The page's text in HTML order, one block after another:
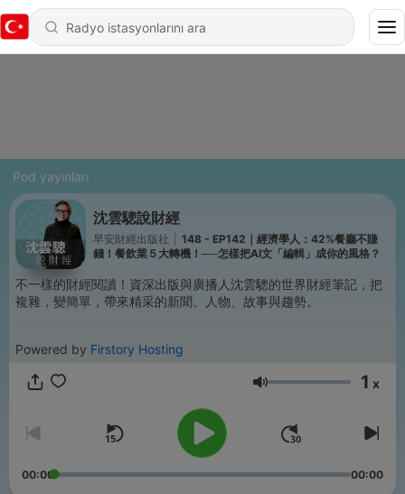
Pod yayınları
沈雲驄說財經
早安財經出版社
148 - EP142｜經濟學人：42%餐廳不賺
錢！餐飲業５大轉機！──怎樣把AI文「編輯」成你的風格？
不一樣的財經閱讀！資深出版與廣播人沈雲驄的世界財經筆記，把
複雜，變簡單，帶來精采的新聞、人物、故事與趨勢。
Powered by Firstory Hosting
Ses 1 x
00:00 00:00